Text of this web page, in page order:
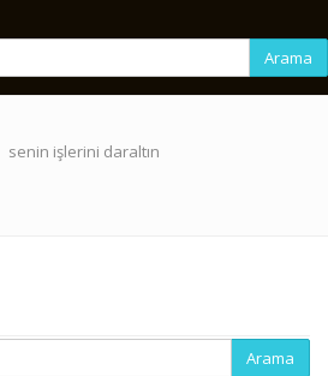
Arama
senin işlerini daraltın
Arama